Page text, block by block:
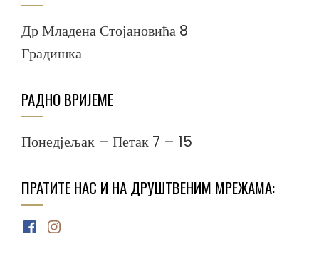
Др Младена Стојановића 8
Градишка
РАДНО ВРИЈЕМЕ
Понедјељак – Петак 7 – 15
ПРАТИТЕ НАС И НА ДРУШТВЕНИМ МРЕЖАМА:
Facebook
Instagram